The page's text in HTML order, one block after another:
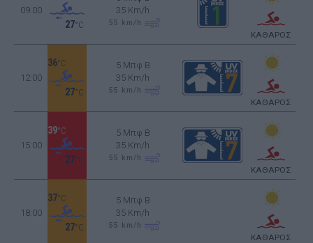
09:00
27°C
35 Km/h
55 km/h
ΚΑΘΑΡΟΣ
12:00
36°C
27°C
5 Μπφ B
35 Km/h
55 km/h
ΚΑΘΑΡΟΣ
15:00
39°C
27°C
5 Μπφ B
35 Km/h
55 km/h
ΚΑΘΑΡΟΣ
18:00
37°C
27°C
5 Μπφ B
35 Km/h
55 km/h
ΚΑΘΑΡΟΣ